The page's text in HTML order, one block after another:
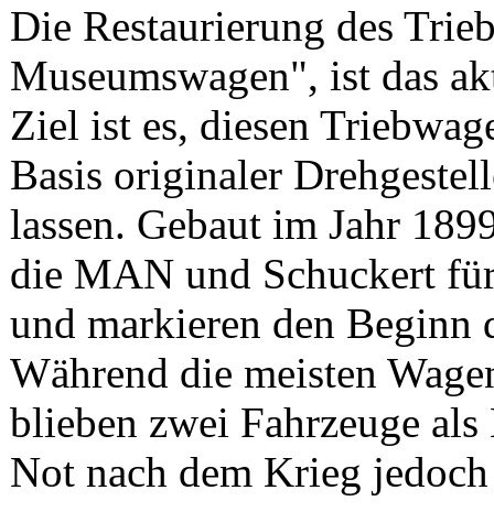
Die Restaurierung des
Museumswagen", ist das
Ziel ist es, diesen
Basis originaler
lassen. Gebaut im Jahr
die MAN und Schuckert
und markieren den Beginn
Während die meisten
blieben zwei Fahrzeuge
Not nach dem Krieg